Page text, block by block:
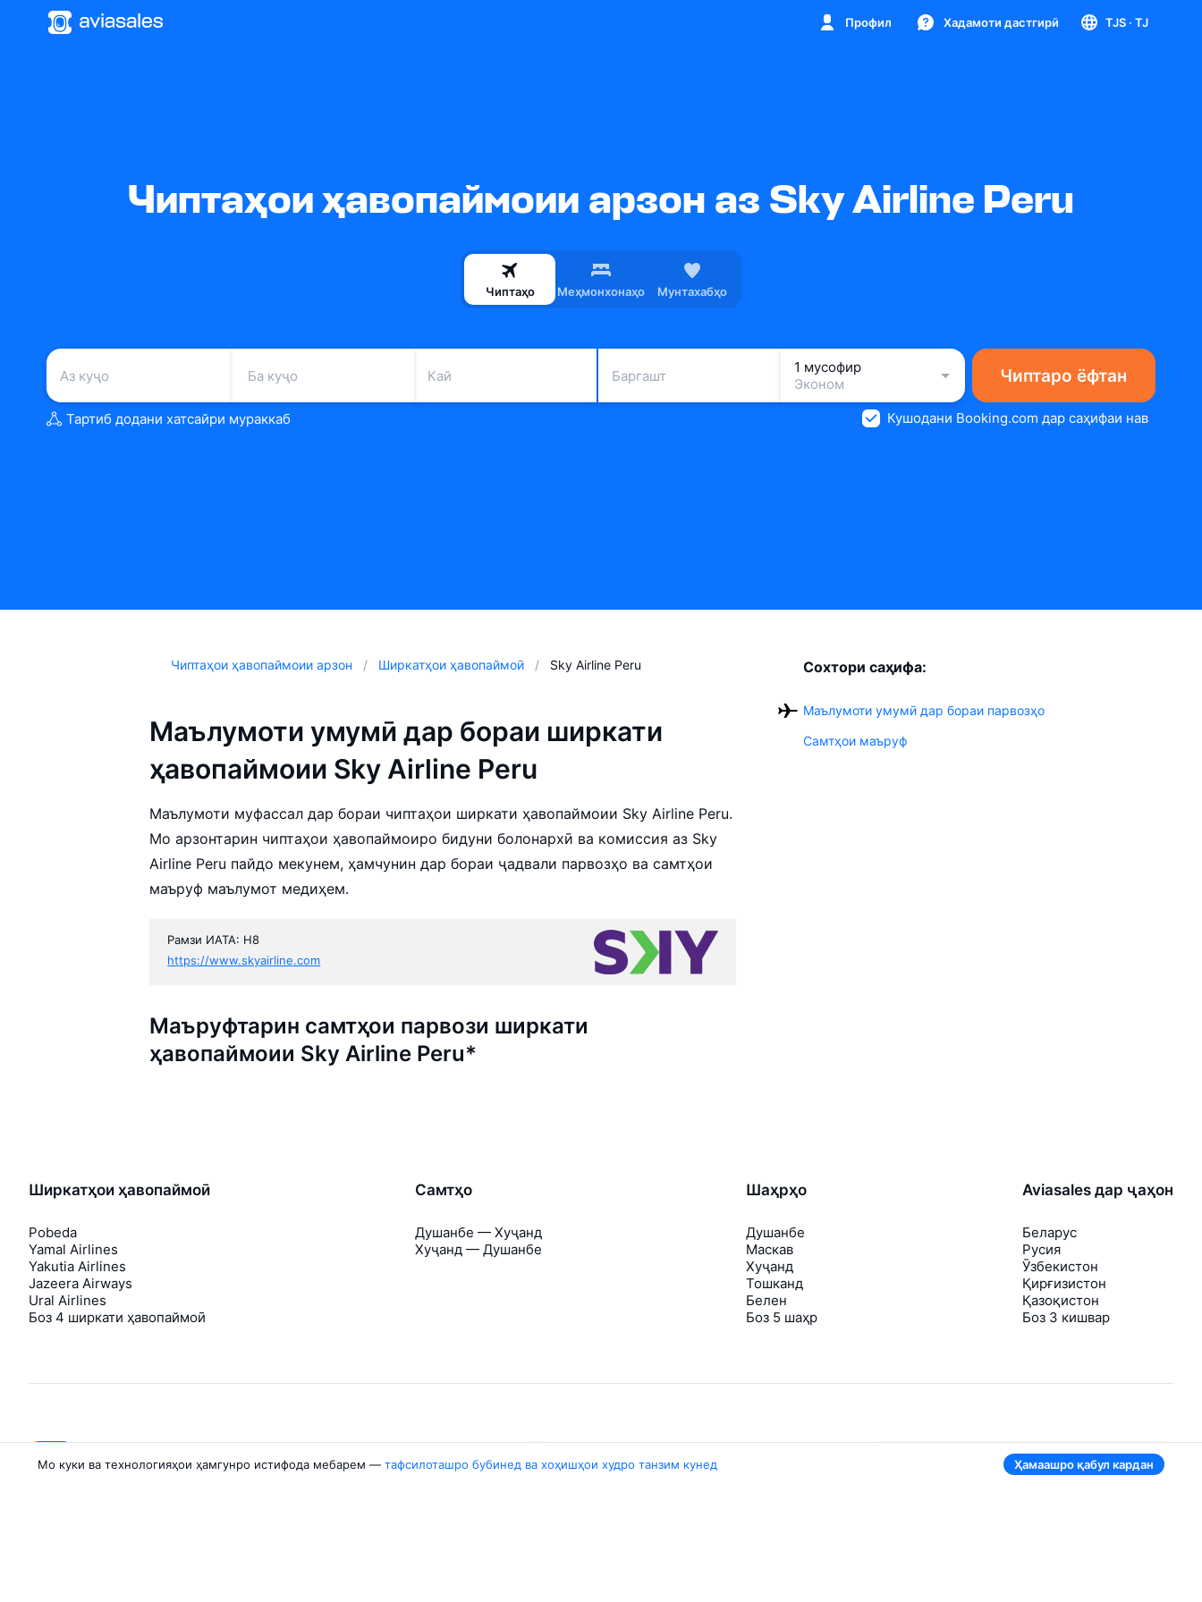
Профил Хадамоти дастгирӣ TJS · TJ
Чиптаҳои ҳавопаймоии арзон аз Sky Airline Peru
Чиптаҳо Меҳмонхонаҳо Мунтахабҳо
Кай Баргашт
1 мусофир
Эконом
Чиптаро ёфтан
Тартиб додани хатсайри мураккаб Кушодани Booking.com дар саҳифаи нав
Чиптаҳои ҳавопаймоии арзон Ширкатҳои ҳавопаймоӣ Sky Airline Peru
Маълумоти умумӣ дар бораи ширкати
ҳавопаймоии Sky Airline Peru
Маълумоти муфассал дар бораи чиптаҳои ширкати ҳавопаймоии Sky Airline Peru.
Мо арзонтарин чиптаҳои ҳавопаймоиро бидуни болонархӣ ва комиссия аз Sky
Airline Peru пайдо мекунем, ҳамчунин дар бораи ҷадвали парвозҳо ва самтҳои
маъруф маълумот медиҳем.
Рамзи ИАТА: H8
https://www.skyairline.com
Маъруфтарин самтҳои парвози ширкати
ҳавопаймоии Sky Airline Peru*
Сохтори саҳифа:
Маълумоти умумӣ дар бораи парвозҳо
Самтҳои маъруф
Ширкатҳои ҳавопаймоӣ
Pobeda
Yamal Airlines
Yakutia Airlines
Jazeera Airways
Ural Airlines
Боз 4 ширкати ҳавопаймоӣ
Самтҳо
Душанбе — Хуҷанд
Хуҷанд — Душанбе
Шаҳрҳо
Душанбе
Маскав
Хуҷанд
Тошканд
Белен
Боз 5 шаҳр
Aviasales дар ҷаҳон
Беларус
Русия
Ӯзбекистон
Қирғизистон
Қазоқистон
Боз 3 кишвар
© 2007–2026
Newsroom
Partner program
Дар барномаи мобилӣ ҳам қулай
Мо куки ва технологияҳои ҳамгунро истифода мебарем — тафсилоташро бубинед ва хоҳишҳои худро танзим кунед Ҳамаашро қабул кардан